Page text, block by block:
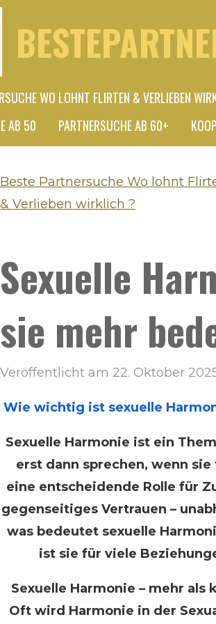
WO LOHNT FLIRTEN & VERLIEBEN
AB 50
PARTNERSUCHE AB 60+
Beste Partnersuche Wo lohnt
& Verlieben wirklich ?
Sexuelle
sie mehr
Veröffentlicht am 22. Oktober
Wie wichtig ist sexuelle
Sexuelle Harmonie ist ein
erst dann sprechen, wenn
eine entscheidende Rolle für
gegenseitiges Vertrauen –
was bedeutet sexuelle
ist sie für viele
Sexuelle Harmonie – mehr als
Oft wird Harmonie in der